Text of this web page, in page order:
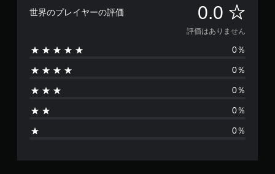
世界のプレイヤーの評価 0.0 評
価
は
あ
ま
評価はありません
0％
0％
0％
0％
0％